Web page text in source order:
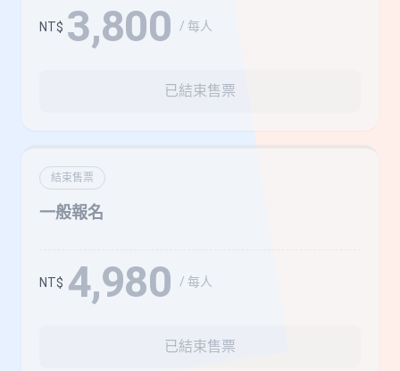
NT$ 3,800 / 每人
已結束售票
結束售票
一般報名
NT$ 4,980 / 每人
已結束售票